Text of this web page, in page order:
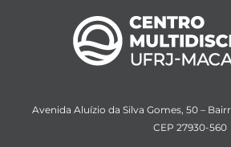
Avenida Aluízio da Silva Gomes, 50 –
CEP 27930-560